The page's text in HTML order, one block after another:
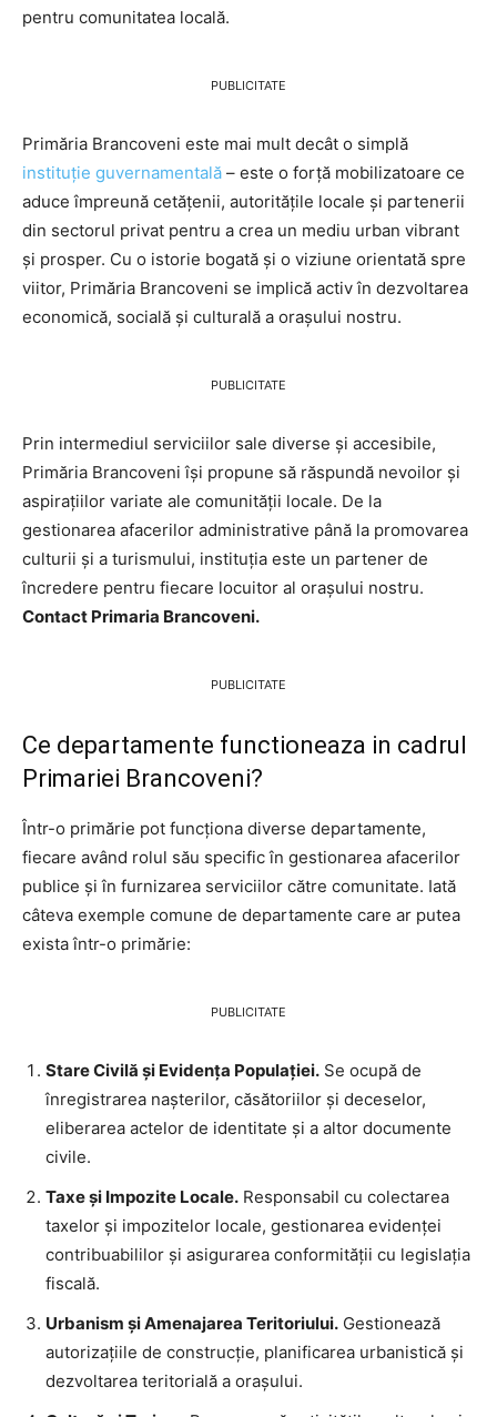
pentru comunitatea locală.
PUBLICITATE
Primăria Brancoveni este mai mult decât o simplă
instituție guvernamentală – este o forță mobilizatoare ce
aduce împreună cetățenii, autoritățile locale și partenerii
din sectorul privat pentru a crea un mediu urban vibrant
și prosper. Cu o istorie bogată și o viziune orientată spre
viitor, Primăria Brancoveni se implică activ în dezvoltarea
economică, socială și culturală a orașului nostru.
PUBLICITATE
Prin intermediul serviciilor sale diverse și accesibile,
Primăria Brancoveni își propune să răspundă nevoilor și
aspirațiilor variate ale comunității locale. De la
gestionarea afacerilor administrative până la promovarea
culturii și a turismului, instituția este un partener de
încredere pentru fiecare locuitor al orașului nostru.
Contact Primaria Brancoveni.
PUBLICITATE
Ce departamente functioneaza in cadrul
Primariei Brancoveni?
Într-o primărie pot funcționa diverse departamente,
fiecare având rolul său specific în gestionarea afacerilor
publice și în furnizarea serviciilor către comunitate. Iată
câteva exemple comune de departamente care ar putea
exista într-o primărie:
PUBLICITATE
Stare Civilă și Evidența Populației. Se ocupă de
înregistrarea nașterilor, căsătoriilor și deceselor,
eliberarea actelor de identitate și a altor documente
civile.
Taxe și Impozite Locale. Responsabil cu colectarea
taxelor și impozitelor locale, gestionarea evidenței
contribuabililor și asigurarea conformității cu legislația
fiscală.
Urbanism și Amenajarea Teritoriului. Gestionează
autorizațiile de construcție, planificarea urbanistică și
dezvoltarea teritorială a orașului.